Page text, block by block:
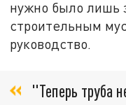
нужно было лишь
строительным
руководство.
"Теперь труба